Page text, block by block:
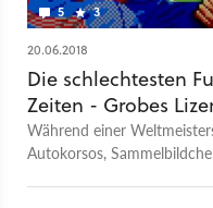
5 3
20.06.2018
Die schlechtesten
Zeiten - Grobes
Während einer
Autokorsos,